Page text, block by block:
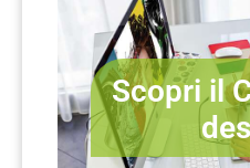
Scopri il